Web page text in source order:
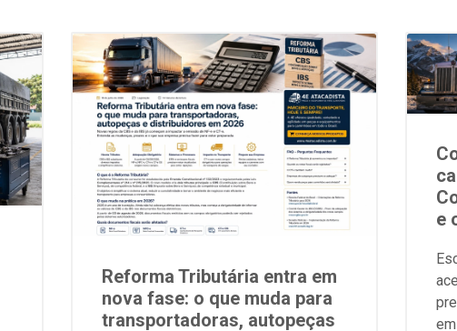
Reforma Tributária entra em
nova fase: o que muda para
transportadoras, autopeças
e